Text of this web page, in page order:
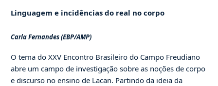
Linguagem e incidências do real no corpo
Carla Fernandes (EBP/AMP)
O tema do XXV Encontro Brasileiro do Campo Freudiano
abre um campo de investigação sobre as noções de corpo
e discurso no ensino de Lacan. Partindo da ideia da